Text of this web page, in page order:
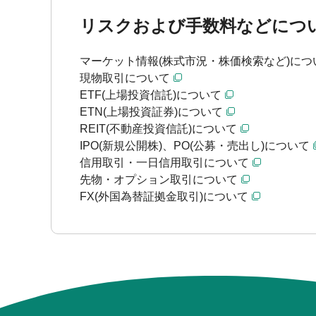
リスクおよび手数料などにつ
マーケット情報(株式市況・株価検索など)につ
現物取引について
ETF(上場投資信託)について
ETN(上場投資証券)について
REIT(不動産投資信託)について
IPO(新規公開株)、PO(公募・売出し)について
信用取引・一日信用取引について
先物・オプション取引について
FX(外国為替証拠金取引)について